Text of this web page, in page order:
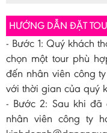
HƯỚNG DẪN ĐẶT
- Bước 1: Quý khách
chọn một tour phù
đến nhân viên công
với thời gian của quý
- Bước 2: Sau khi đã
nhân viên công ty